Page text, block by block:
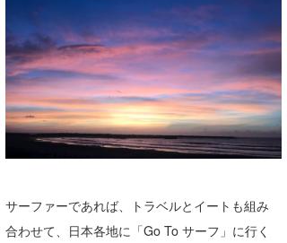
サーファーであれば、トラベルとイートも組み
合わせて、日本各地に「Go To サーフ」に行く
Soulman
VAGY
waka☆=
YUKI☆
ハンマー